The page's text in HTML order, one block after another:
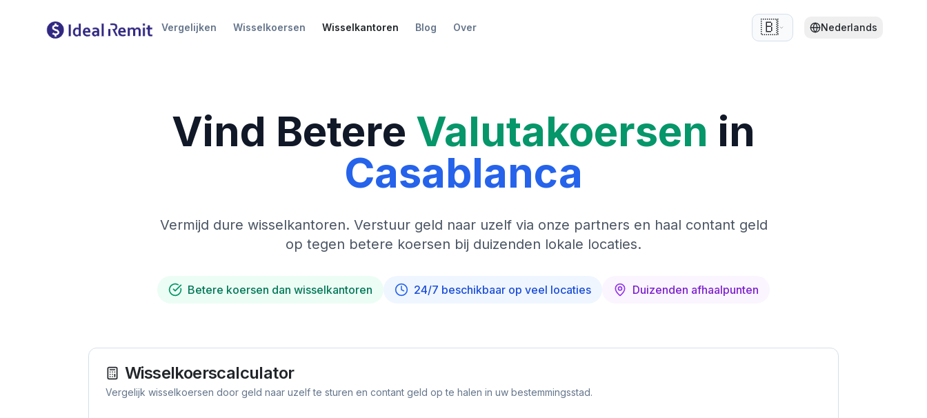
Vergelijken Wisselkoersen Wisselkantoren Blog Over 🇧🇪 Nederlands
Vind Betere Valutakoersen in
Casablanca
Vermijd dure wisselkantoren. Verstuur geld naar uzelf via onze partners en haal contant geld
op tegen betere koersen bij duizenden lokale locaties.
Betere koersen dan wisselkantoren 24/7 beschikbaar op veel locaties Duizenden afhaalpunten
Wisselkoerscalculator
Vergelijk wisselkoersen door geld naar uzelf te sturen en contant geld op te halen in uw bestemmingsstad.